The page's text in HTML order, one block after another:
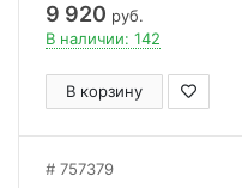
9 920 руб.
В наличии: 142
В корзину
757379